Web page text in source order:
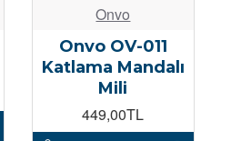
Onvo
Onvo OV-011
Katlama Mandalı
Mili
449,00TL